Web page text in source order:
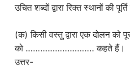
उचित शब्दों द्वारा रिक्त स्थानों की
(क) किसी वस्तु द्वारा एक दोलन को
को ………………………. कहते हैं।
उत्तर-